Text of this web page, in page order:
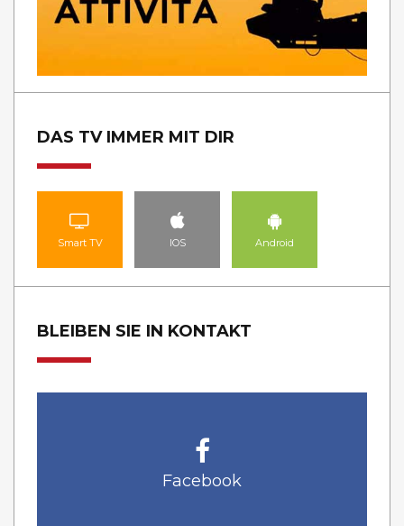
DAS TV IMMER MIT DIR
Smart TV IOS Android
BLEIBEN SIE IN KONTAKT
Facebook